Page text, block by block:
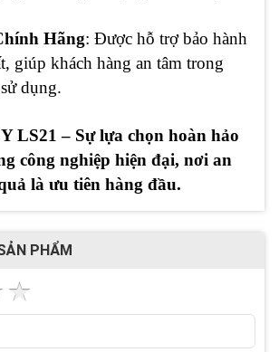
Hãng: Được hỗ trợ bảo hành
giúp khách hàng an tâm trong
dụng.
LS21 – Sự lựa chọn hoàn hảo
công nghiệp hiện đại, nơi an
là ưu tiên hàng đầu.
PHẨM